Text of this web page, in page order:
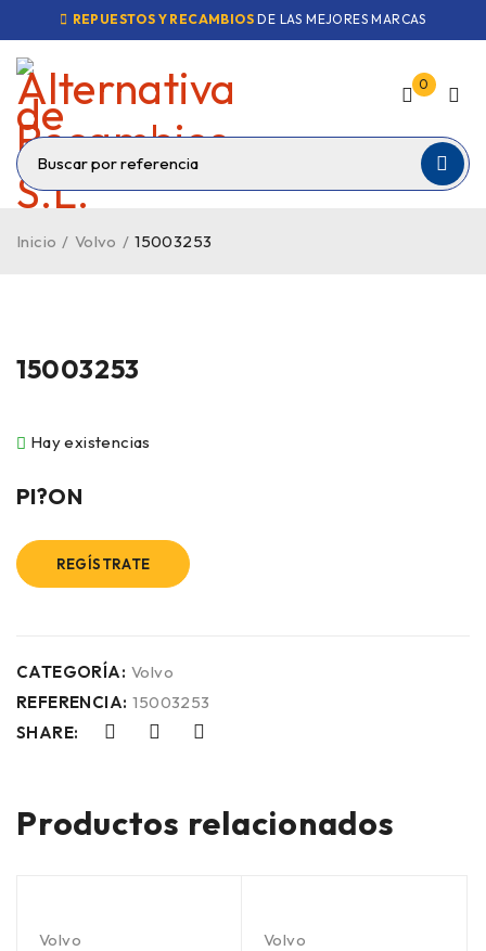
REPUESTOS Y RECAMBIOS DE LAS MEJORES MARCAS
0
Inicio / Volvo / 15003253
15003253
Hay existencias
PI?ON
REGÍSTRATE
CATEGORÍA: Volvo
REFERENCIA: 15003253
SHARE:
Productos relacionados
Volvo
Volvo